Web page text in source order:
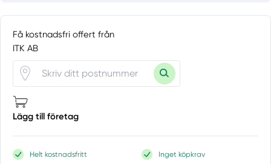
Få kostnadsfri offert från
ITK AB
Lägg till företag
Helt kostnadsfritt Inget köpkrav